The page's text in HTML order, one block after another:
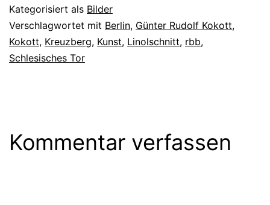
Kategorisiert als Bilder
Verschlagwortet mit Berlin, Günter Rudolf Kokott,
Kokott, Kreuzberg, Kunst, Linolschnitt, rbb,
Schlesisches Tor
Kommentar verfassen